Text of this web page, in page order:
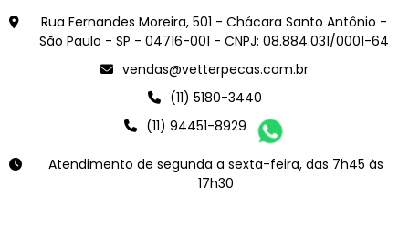
Rua Fernandes Moreira, 501 - Chácara Santo Antônio -
São Paulo - SP - 04716-001 - CNPJ: 08.884.031/0001-64
vendas@vetterpecas.com.br
(11) 5180-3440
(11) 94451-8929
Atendimento de segunda a sexta-feira, das 7h45 às
17h30